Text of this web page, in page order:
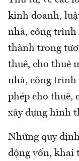
kinh doanh,
nhà, công trình
thành trong
thuê, cho thuê
nhà, công trình
phép cho thuê,
xây dựng hình
Những quy
động vốn, khai